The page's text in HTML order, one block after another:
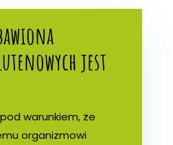
jest
warunkiem, że
organizmowi